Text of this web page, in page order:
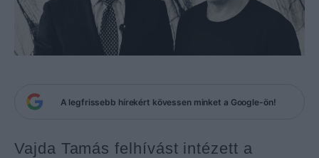
A legfrissebb hírekért kövessen minket a Google-ön!
Vajda Tamás felhívást intézett a